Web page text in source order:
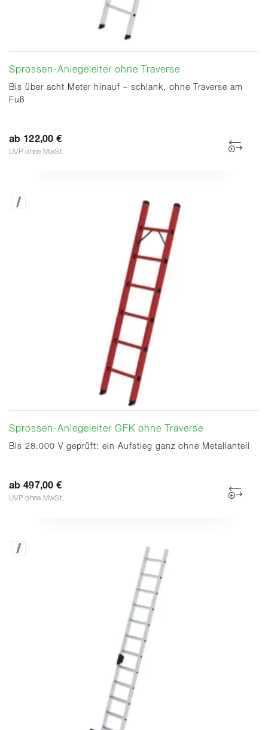
Sprossen-Anlegeleiter ohne Traverse
Bis über acht Meter hinauf – schlank, ohne Traverse am
Fuß
ab 122,00 €
UVP ohne MwSt.
Sprossen-Anlegeleiter GFK ohne Traverse
Bis 28.000 V geprüft: ein Aufstieg ganz ohne Metallanteil
ab 497,00 €
UVP ohne MwSt.